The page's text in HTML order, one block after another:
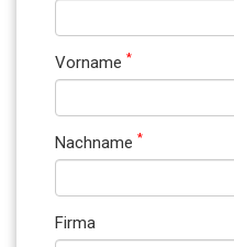
Vorname *
Nachname *
Firma